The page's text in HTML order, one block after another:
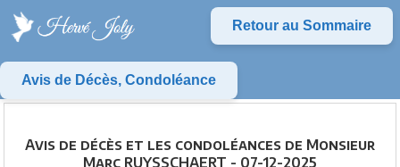
Retour au Sommaire
Avis de Décès, Condoléance
Avis de décès et les condoléances de Monsieur
Marc RUYSSCHAERT - 07-12-2025